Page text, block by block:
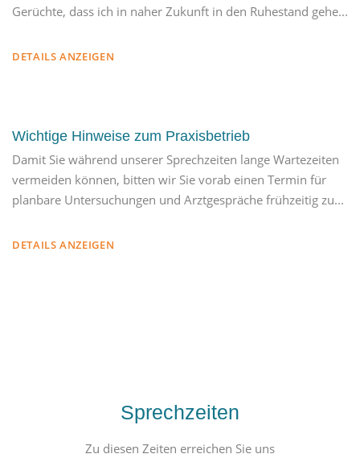
Gerüchte, dass ich in naher Zukunft in den Ruhestand gehe...
DETAILS ANZEIGEN
Wichtige Hinweise zum Praxisbetrieb
Damit Sie während unserer Sprechzeiten lange Wartezeiten
vermeiden können, bitten wir Sie vorab einen Termin für
planbare Untersuchungen und Arztgespräche frühzeitig zu...
DETAILS ANZEIGEN
Sprechzeiten
Zu diesen Zeiten erreichen Sie uns